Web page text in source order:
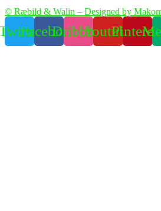
© Ræbild & Walin – Designed by
FacebookDribbbleYoutube